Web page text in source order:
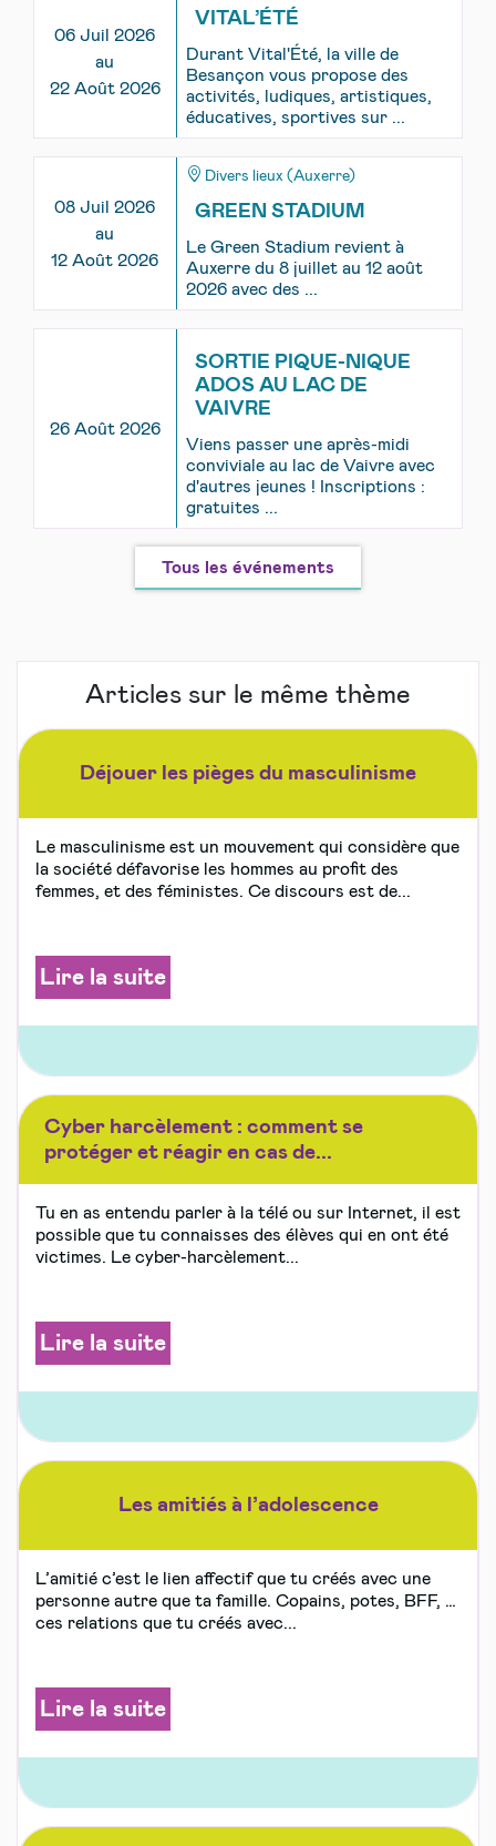
06 Juil 2026
au
22 Août 2026
VITAL’ÉTÉ
Durant Vital'Été, la ville de
Besançon vous propose des
activités, ludiques, artistiques,
éducatives, sportives sur ...
08 Juil 2026
au
12 Août 2026
Divers lieux (Auxerre)
GREEN STADIUM
Le Green Stadium revient à
Auxerre du 8 juillet au 12 août
2026 avec des ...
26 Août 2026
SORTIE PIQUE-NIQUE
ADOS AU LAC DE
VAIVRE
Viens passer une après-midi
conviviale au lac de Vaivre avec
d'autres jeunes ! Inscriptions :
gratuites ...
Tous les événements
Articles sur le même thème
Déjouer les pièges du masculinisme
Le masculinisme est un mouvement qui considère que
la société défavorise les hommes au profit des
femmes, et des féministes. Ce discours est de...
Lire la suite
Cyber harcèlement : comment se
protéger et réagir en cas de...
Tu en as entendu parler à la télé ou sur Internet, il est
possible que tu connaisses des élèves qui en ont été
victimes. Le cyber-harcèlement...
Lire la suite
Les amitiés à l’adolescence
L’amitié c’est le lien affectif que tu créés avec une
personne autre que ta famille. Copains, potes, BFF, …
ces relations que tu créés avec...
Lire la suite